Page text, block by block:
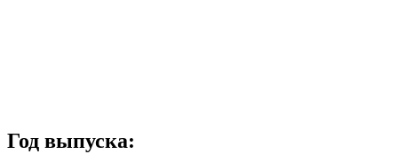
Год выпуска: